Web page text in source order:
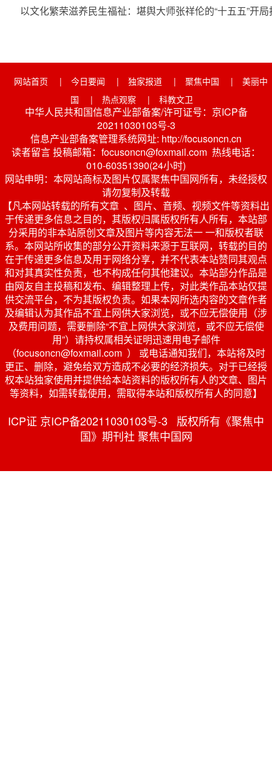
以文化繁荣滋养民生福祉：堪舆大师张祥伦的“十五五”
网站首页 | 今日要闻 | 独家报道 | 聚焦中国 |
美丽中
国
| 热点观察 | 科教文卫
中华人民共和国信息产业部备案/许可证号：京ICP备
20211030103号-3
信息产业部备案管理系统网址: http://focusoncn.cn
读者留言 投稿邮箱：focusoncn@foxmail.com 热线电话：
010-60351390(24小时)
网站申明：本网站商标及图片仅属聚焦中国网所有，未经授权
请勿复制及转载
【凡本网站转载的所有文章 、图片、音频、视频文件等资料出
于传递更多信息之目的，其版权归属版权所有人所有，本站部
分采用的非本站原创文章及图片等内容无法一 一和版权者联
系。本网站所收集的部分公开资料来源于互联网，转载的目的
在于传递更多信息及用于网络分享，并不代表本站赞同其观点
和对其真实性负责，也不构成任何其他建议。本站部分作品是
由网友自主投稿和发布、编辑整理上传，对此类作品本站仅提
供交流平台，不为其版权负责。如果本网所选内容的文章作者
及编辑认为其作品不宜上网供大家浏览，或不应无偿使用（涉
及费用问题，需要删除“不宜上网供大家浏览，或不应无偿使
用”）请持权属相关证明迅速用电子邮件
（focusoncn@foxmail.com ） 或电话通知我们，本站将及时
更正、删除，避免给双方造成不必要的经济损失。对于已经授
权本站独家使用并提供给本站资料的版权所有人的文章、图片
等资料，如需转载使用，需取得本站和版权所有人的同意】
ICP证 京ICP备20211030103号-3 版权所有《聚焦中
国》期刊社 聚焦中国网